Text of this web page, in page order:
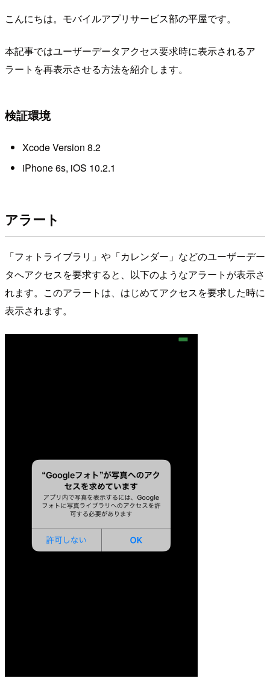
こんにちは。モバイルアプリサービス部の平屋です。
本記事ではユーザーデータアクセス要求時に表示されるア
ラートを再表示させる方法を紹介します。
検証環境
Xcode Version 8.2
iPhone 6s, iOS 10.2.1
アラート
「フォトライブラリ」や「カレンダー」などのユーザーデー
タへアクセスを要求すると、以下のようなアラートが表示さ
れます。このアラートは、はじめてアクセスを要求した時に
表示されます。